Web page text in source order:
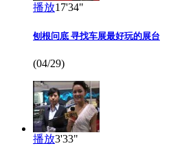
播放17'34"
刨根问底 寻找车展最好玩的展台
(04/29)
播放3'33"